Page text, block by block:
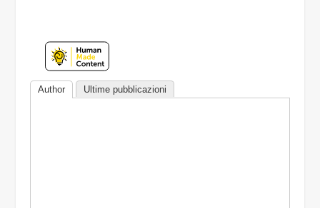
Author Ultime pubblicazioni